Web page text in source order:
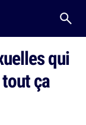
qui
ça